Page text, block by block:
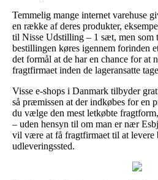
Temmelig mange internet varehuse
en række af deres produkter,
til Nisse Udstilling – 1 sæt, men som
bestillingen køres igennem forinden
det formål at de har en chance for at
fragtfirmaet inden de lageransatte
Visse e-shops i Danmark tilbyder
så præmissen at der indkøbes for en
du vælge den mest letkøbte
– uden hensyn til om man er nær
vil være at få fragtfirmaet til at levere
udleveringssted.